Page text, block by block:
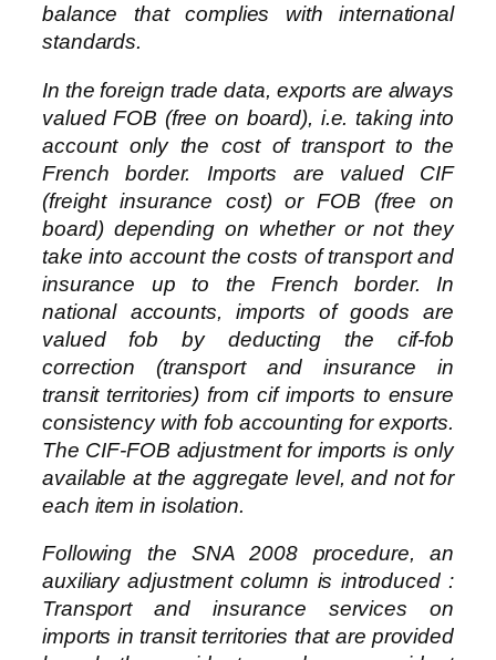
balance that complies with international
standards.
In the foreign trade data, exports are always
valued FOB (free on board), i.e. taking into
account only the cost of transport to the
French border. Imports are valued CIF
(freight insurance cost) or FOB (free on
board) depending on whether or not they
take into account the costs of transport and
insurance up to the French border. In
national accounts, imports of goods are
valued fob by deducting the cif-fob
correction (transport and insurance in
transit territories) from cif imports to ensure
consistency with fob accounting for exports.
The CIF-FOB adjustment for imports is only
available at the aggregate level, and not for
each item in isolation.
Following the SNA 2008 procedure, an
auxiliary adjustment column is introduced :
Transport and insurance services on
imports in transit territories that are provided